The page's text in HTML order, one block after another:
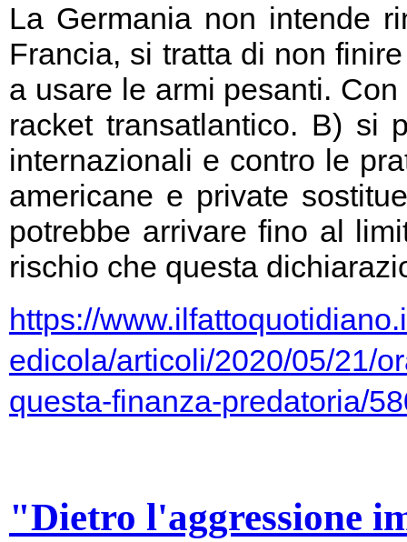
La Germania non intende
Francia, si tratta di non
a usare le armi pesanti.
racket transatlantico. B) si
internazionali e contro le
americane e private
potrebbe arrivare fino al
rischio che questa
https://
edicola/articoli/2020/05/21/
questa-finanza-predatoria/
"Dietro l'aggressione